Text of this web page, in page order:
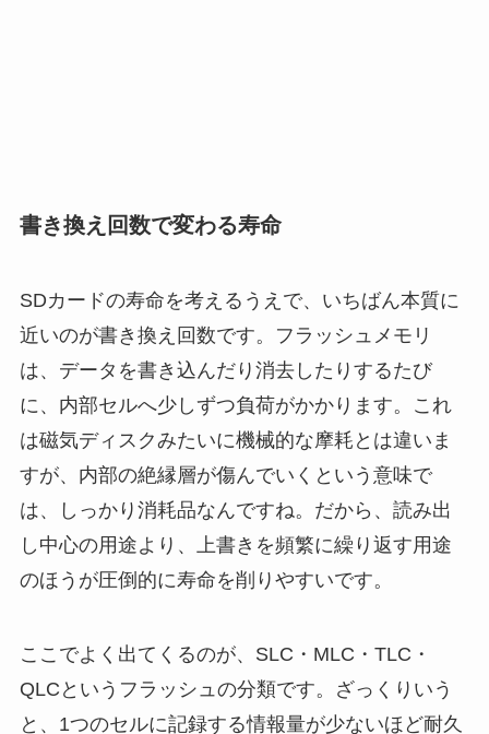
書き換え回数で変わる寿命
SDカードの寿命を考えるうえで、いちばん本質に
近いのが書き換え回数です。フラッシュメモリ
は、データを書き込んだり消去したりするたび
に、内部セルへ少しずつ負荷がかかります。これ
は磁気ディスクみたいに機械的な摩耗とは違いま
すが、内部の絶縁層が傷んでいくという意味で
は、しっかり消耗品なんですね。だから、読み出
し中心の用途より、上書きを頻繁に繰り返す用途
のほうが圧倒的に寿命を削りやすいです。
ここでよく出てくるのが、SLC・MLC・TLC・
QLCというフラッシュの分類です。ざっくりいう
と、1つのセルに記録する情報量が少ないほど耐久